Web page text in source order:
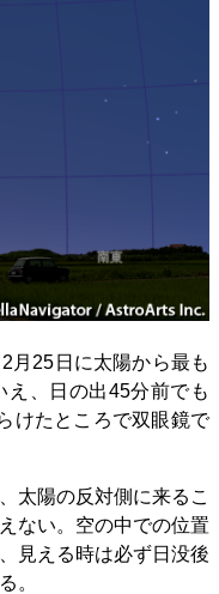
月25日に太陽から最も
、日の出45分前でも
けたところで双眼鏡で
太陽の反対側に来るこ
ない。空の中での位置
見える時は必ず日没後
。